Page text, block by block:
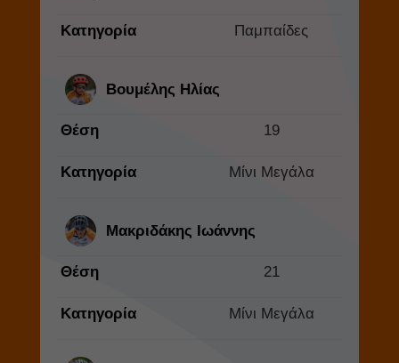
Κατηγορία Παμπαίδες
Βουμέλης Ηλίας
Θέση 19
Κατηγορία Μίνι Μεγάλα
Μακριδάκης Ιωάννης
Θέση 21
Κατηγορία Μίνι Μεγάλα